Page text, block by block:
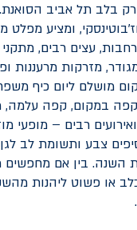
בלב תל אביב
ומציע
עצים רבים,
מזרקות מרעננות
מושלם ליום כיף
במקום, קפה עלמה,
רבים – מופעי
צבע ותשומת לב
השנה. בין אם
או פשוט ליהנות